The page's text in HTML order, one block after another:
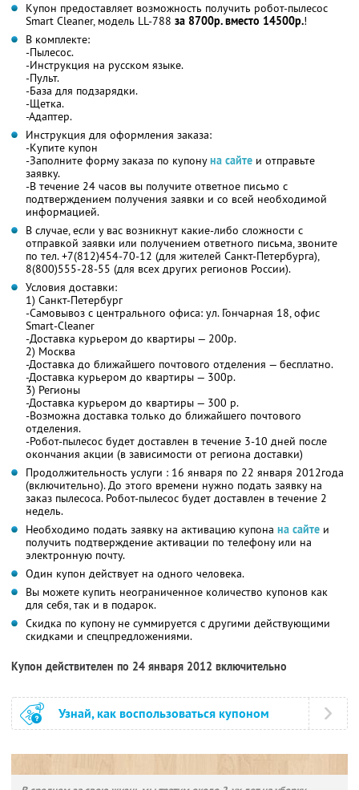
Купон предоставляет возможность получить робот-пылесос
Smart Cleaner, модель LL-788 за 8700р. вместо 14500р.!
В комплекте:
-Пылесос.
-Инструкция на русском языке.
-Пульт.
-База для подзарядки.
-Щетка.
-Адаптер.
Инструкция для оформления заказа:
-Купите купон
-Заполните форму заказа по купонуна сайте и отправьте
заявку.
-В течение 24 часов вы получите ответное письмо с
подтверждением получения заявки и со всей необходимой
информацией.
В случае, если у вас возникнут какие-либо сложности с
отправкой заявки или получением ответного письма, звоните
по тел. +7(812)454-70-12 (для жителей Санкт-Петербурга),
8(800)555-28-55 (для всех других регионов России).
Условия доставки:
1) Санкт-Петербург
-Самовывоз с центрального офиса: ул. Гончарная 18, офис
Smart-Cleaner
-Доставка курьером до квартиры — 200р.
2) Москва
-Доставка до ближайшего почтового отделения — бесплатно.
-Доставка курьером до квартиры — 300р.
3) Регионы
-Доставка курьером до квартиры — 300 р.
-Возможна доставка только до ближайшего почтового
отделения.
-Робот-пылесос будет доставлен в течение 3-10 дней после
окончания акции (в зависимости от региона доставки)
Продолжительность услуги : 16 января по 22 января 2012года
(включительно). До этого времени нужно подать заявку на
заказ пылесоса. Робот-пылесос будет доставлен в течение 2
недель.
Необходимо подать заявку на активацию купона на сайте и
получить подтверждение активации по телефону или на
электронную почту.
Один купон действует на одного человека.
Вы можете купить неограниченное количество купонов как
для себя, так и в подарок.
Скидка по купону не суммируется с другими действующими
скидками и спецпредложениями.
Купон действителен по 24 января 2012 включительно
Узнай, как воспользоваться купоном